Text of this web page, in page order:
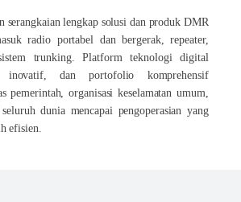
serangkaian lengkap solusi dan produk DMR
radio portabel dan bergerak, repeater,
trunking. Platform teknologi digital
dan portofolio komprehensif
pemerintah, organisasi keselamatan umum,
dunia mencapai pengoperasian yang
efisien.